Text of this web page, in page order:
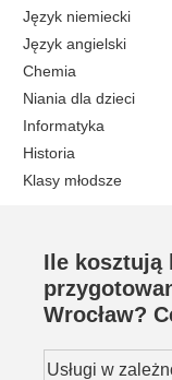
Język niemiecki
Język angielski
Chemia
Niania dla dzieci
Informatyka
Historia
Klasy młodsze
Ile kosztują
Wrocław?
Usługi w